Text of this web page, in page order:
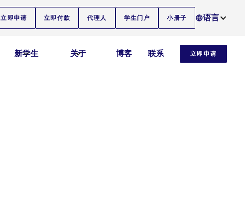
立即申请 立即付款 代理人 学生门户 小册子 语言
新学生 关于 博客 联系 立即申请